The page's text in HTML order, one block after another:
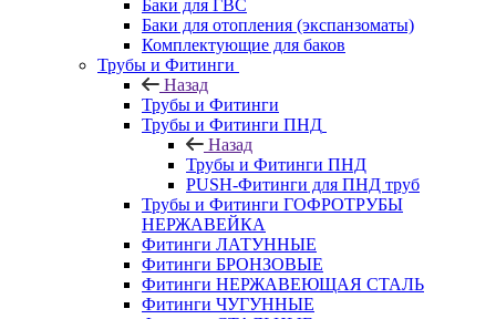
Баки для ГВС
Баки для отопления (экспанзоматы)
Комплектующие для баков
Трубы и Фитинги
Назад
Трубы и Фитинги
Трубы и Фитинги ПНД
Назад
Трубы и Фитинги ПНД
PUSH-Фитинги для ПНД труб
Трубы и Фитинги ГОФРОТРУБЫ
НЕРЖАВЕЙКА
Фитинги ЛАТУННЫЕ
Фитинги БРОНЗОВЫЕ
Фитинги НЕРЖАВЕЮЩАЯ СТАЛЬ
Фитинги ЧУГУННЫЕ